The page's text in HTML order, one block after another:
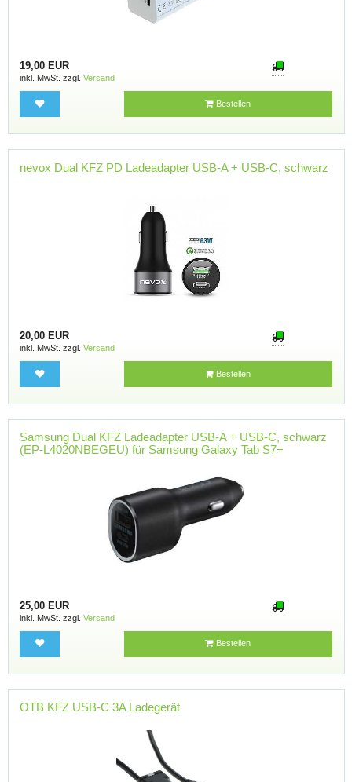
19,00 EUR
inkl. MwSt. zzgl. Versand
Bestellen
nevox Dual KFZ PD Ladeadapter USB-A + USB-C, schwarz
20,00 EUR
inkl. MwSt. zzgl. Versand
Bestellen
Samsung Dual KFZ Ladeadapter USB-A + USB-C, schwarz
(EP-L4020NBEGEU) für Samsung Galaxy Tab S7+
25,00 EUR
inkl. MwSt. zzgl. Versand
Bestellen
OTB KFZ USB-C 3A Ladegerät